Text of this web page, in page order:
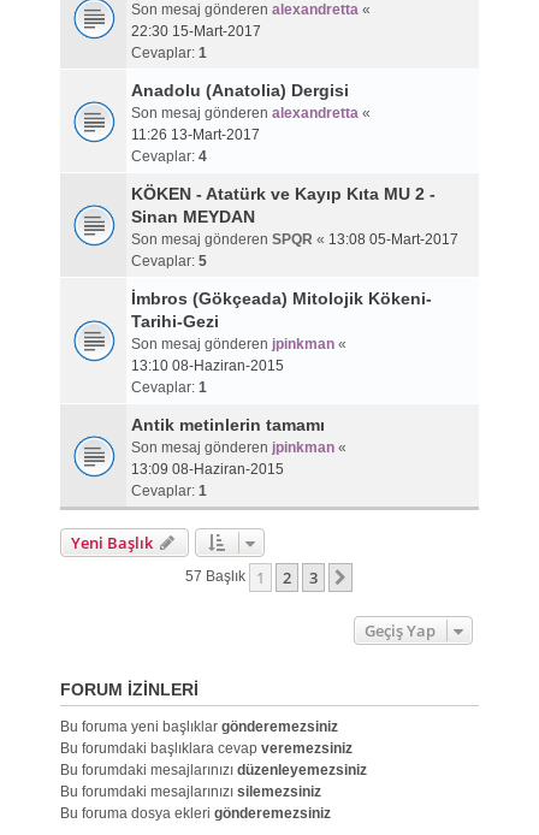
Son mesaj gönderen alexandretta«
22:30 15-Mart-2017
Cevaplar: 1
Anadolu (Anatolia) Dergisi
Son mesaj gönderen alexandretta«
11:26 13-Mart-2017
Cevaplar: 4
KÖKEN - Atatürk ve Kayıp Kıta MU 2 -
Sinan MEYDAN
Son mesaj gönderen SPQR « 13:08 05-Mart-2017
Cevaplar: 5
İmbros (Gökçeada) Mitolojik Kökeni-
Tarihi-Gezi
Son mesaj gönderen jpinkman«
13:10 08-Haziran-2015
Cevaplar: 1
Antik metinlerin tamamı
Son mesaj gönderen jpinkman«
13:09 08-Haziran-2015
Cevaplar: 1
Yeni Başlık
57 Başlık 1 2 3
Geçiş Yap
FORUM IZINLERI
Bu foruma yeni başlıklar gönderemezsiniz
Bu forumdaki başlıklara cevap veremezsiniz
Bu forumdaki mesajlarınızı düzenleyemezsiniz
Bu forumdaki mesajlarınızı silemezsiniz
Bu foruma dosya ekleri gönderemezsiniz